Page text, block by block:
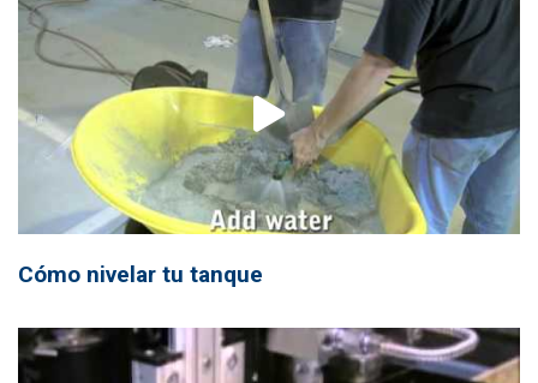
Cómo nivelar tu tanque